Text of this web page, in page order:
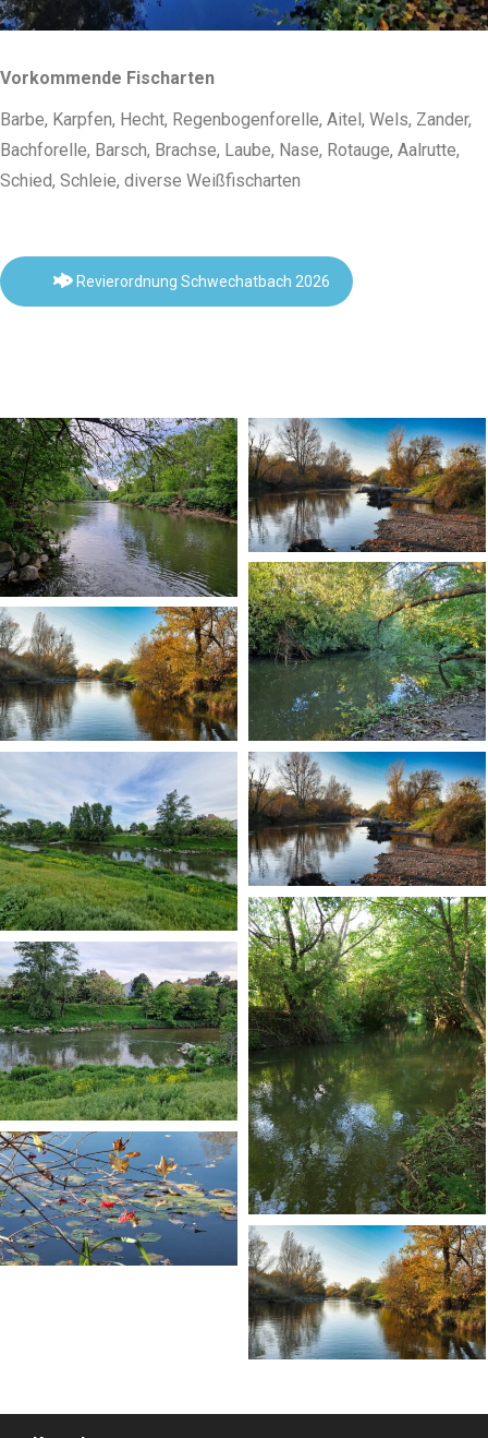
Vorkommende Fischarten
Barbe, Karpfen, Hecht, Regenbogenforelle, Aitel, Wels, Zander,
Bachforelle, Barsch, Brachse, Laube, Nase, Rotauge, Aalrutte,
Schied, Schleie, diverse Weißfischarten
Revierordnung Schwechatbach 2026